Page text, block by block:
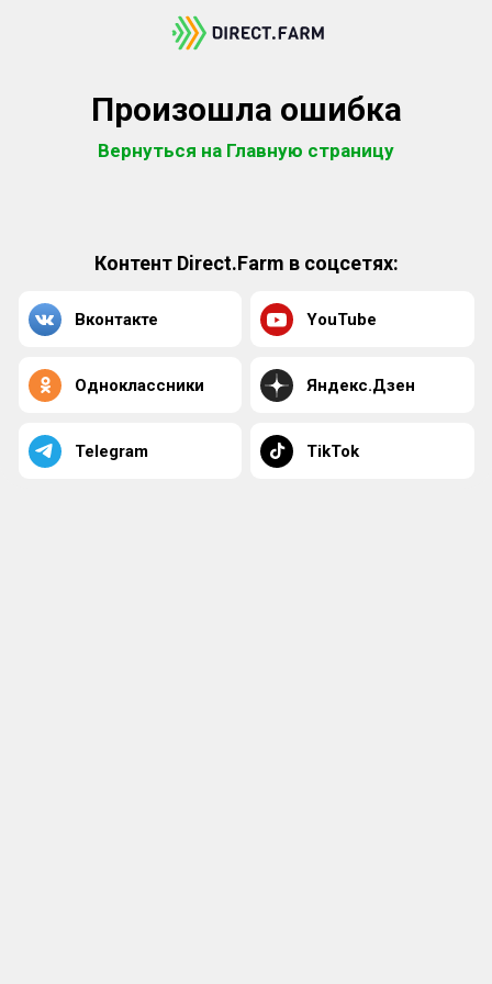
Произошла ошибка
Вернуться на Главную страницу
Контент Direct.Farm в соцсетях:
Вконтакте YouTube
Одноклассники Яндекс.Дзен
Telegram TikTok